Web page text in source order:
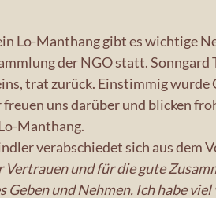
Lo-Manthang gibt es wichtige
der NGO statt.
trat zurück. Einstimmig
uns darüber und blicken
Manthang.
verabschiedet sich aus dem
Vertrauen und für die gute
Geben und Nehmen. Ich habe